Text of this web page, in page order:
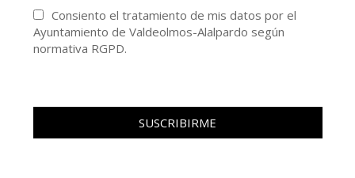
Consiento el tratamiento de mis datos por el
Ayuntamiento de Valdeolmos-Alalpardo según
normativa RGPD.